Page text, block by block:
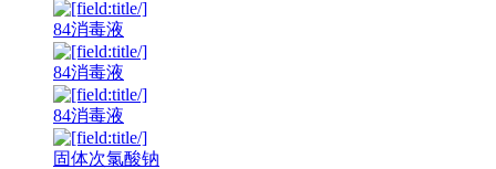
84消毒液
84消毒液
84消毒液
固体次氯酸钠